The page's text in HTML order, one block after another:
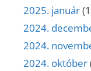
2025. január
2024.
2024.
2024. október